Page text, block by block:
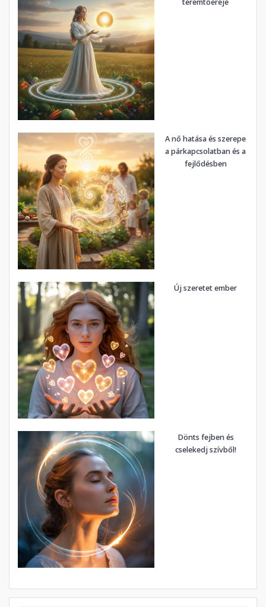
teremtőereje
A nő hatása és szerepe
a párkapcsolatban és a
fejlődésben
Új szeretet ember
Dönts fejben és
cselekedj szívből!